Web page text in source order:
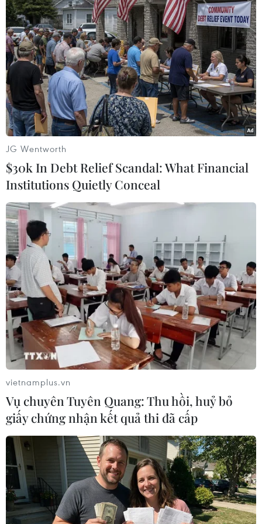
Chốt 'vùng xanh' ngõ Hài Tượng (phường Hàng Buồm, quận
Hoàn Kiếm) vẫn duy trì những không thấy có người gác, người
dân có thể tự do ra, vào ngõ (chụp sáng 22/9). (Ảnh: Hoàng
Hiếu/TTXVN)
Một vài khu dân cư trên phố Thuỵ Khuê (quận Tây Hồ) vẫn duy
trì chốt kiểm soát vùng xanh. (Ảnh: Tuấn Đức/TTXVN)
Một vài khu dân cư trên phố Thuỵ Khuê (quận Tây Hồ) vẫn duy
trì chốt kiểm soát vùng xanh. (Ảnh: Tuấn Đức/TTXVN)
JG Wentworth
$30k In Debt Relief Scandal: What Financial
Institutions Quietly Conceal
vietnamplus.vn
Vụ chuyên Tuyên Quang: Thu hồi, huỷ bỏ
giấy chứng nhận kết quả thi đã cấp